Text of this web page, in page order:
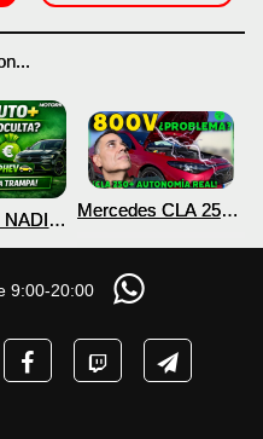
NADIE
y
Mercedes CLA 250+
COCHE que NO lo
necesita? PRUEBA
de AUTONOMÍA
9:00-20:00